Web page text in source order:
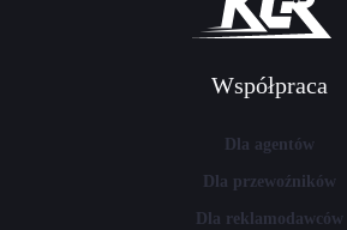
Współpraca
Dla agentów
Dla przewoźników
Dla reklamodawców